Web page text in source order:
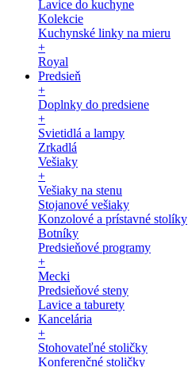
Lavice do kuchyne
Kolekcie
Kuchynské linky na mieru
+
Royal
Predsieň
+
Doplnky do predsiene
+
Svietidlá a lampy
Zrkadlá
Vešiaky
+
Vešiaky na stenu
Stojanové vešiaky
Konzolové a prístavné stolíky
Botníky
Predsieňové programy
+
Mecki
Predsieňové steny
Lavice a taburety
Kancelária
+
Stohovateľné stoličky
Konferenčné stoličky